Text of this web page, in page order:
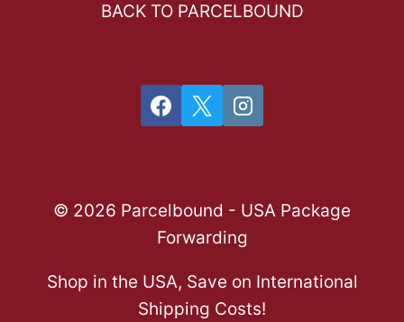
BACK TO PARCELBOUND
© 2026 Parcelbound - USA Package
Forwarding
Shop in the USA, Save on International
Shipping Costs!